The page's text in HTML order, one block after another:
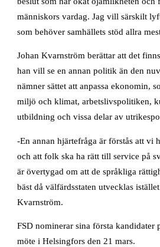
människors vardag. Jag vill särskilt
som behöver samhällets stöd allra
Johan Kvarnström berättar att det
han vill se en annan politik än den
nämner sättet att anpassa ekonomin,
miljö och klimat, arbetslivspolitiken,
utbildning och vissa delar av
-En annan hjärtefråga är förstås att vi
och att folk ska ha rätt till service på
är övertygad om att de språkliga
bäst då välfärdsstaten utvecklas
Kvarnström.
FSD nominerar sina första kandidater
möte i Helsingfors den 21 mars.